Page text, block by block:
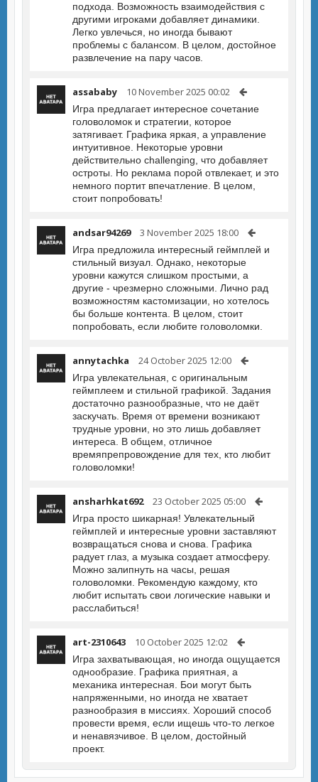
подхода. Возможность взаимодействия с
другими игроками добавляет динамики.
Легко увлечься, но иногда бывают
проблемы с балансом. В целом, достойное
развлечение на пару часов.
assababy 10 November 2025 00:02
Игра предлагает интересное сочетание
головоломок и стратегии, которое
затягивает. Графика яркая, а управление
интуитивное. Некоторые уровни
действительно challenging, что добавляет
остроты. Но реклама порой отвлекает, и это
немного портит впечатление. В целом,
стоит попробовать!
andsar94269 3 November 2025 18:00
Игра предложила интересный геймплей и
стильный визуал. Однако, некоторые
уровни кажутся слишком простыми, а
другие - чрезмерно сложными. Лично рад
возможностям кастомизации, но хотелось
бы больше контента. В целом, стоит
попробовать, если любите головоломки.
annytachka 24 October 2025 12:00
Игра увлекательная, с оригинальным
геймплеем и стильной графикой. Задания
достаточно разнообразные, что не даёт
заскучать. Время от времени возникают
трудные уровни, но это лишь добавляет
интереса. В общем, отличное
времяпрепровождение для тех, кто любит
головоломки!
ansharhkat692 23 October 2025 05:00
Игра просто шикарная! Увлекательный
геймплей и интересные уровни заставляют
возвращаться снова и снова. Графика
радует глаз, а музыка создает атмосферу.
Можно залипнуть на часы, решая
головоломки. Рекомендую каждому, кто
любит испытать свои логические навыки и
расслабиться!
art-2310643 10 October 2025 12:02
Игра захватывающая, но иногда ощущается
однообразие. Графика приятная, а
механика интересная. Бои могут быть
напряженными, но иногда не хватает
разнообразия в миссиях. Хороший способ
провести время, если ищешь что-то легкое
и ненавязчивое. В целом, достойный
проект.